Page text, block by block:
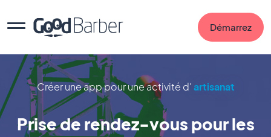
Démarrez
Créer une app pour une activité d'artisanat
Prise de rendez-vous pour les